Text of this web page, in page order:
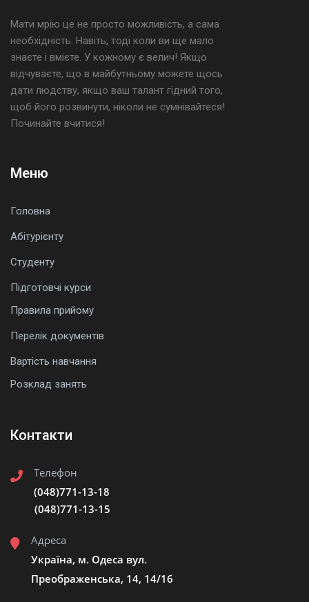
Мати мрію це не просто можливість, а сама
необхідність. Навіть, тоді коли ви ще мало
знаєте і вмієте. У кожному є велич! Якщо
відчуваєте, що в майбутньому можете щось
дати людству, якщо ваш талант гідний того,
щоб його розвинути, ніколи не сумнівайтеся!
Починайте вчитися!
Меню
Головна
Абітурієнту
Студенту
Підготовчі курси
Правила прийому
Перелік документів
Вартість навчання
Розклад занять
Контакти
Телефон
(048)771-13-18
(048)771-13-15
Адреса
Україна, м. Одеса вул.
Преображенська, 14, 14/16